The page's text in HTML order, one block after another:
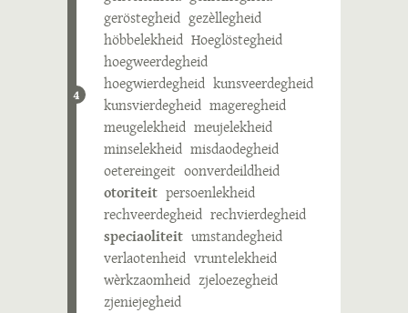
4
geröstegheid gezèllegheid
höbbelekheid Hoeglöstegheid
hoegweerdegheid
hoegwierdegheid kunsveerdegheid
kunsvierdegheid mageregheid
meugelekheid meujelekheid
minselekheid misdaodegheid
oetereingeit oonverdeildheid
otoriteit persoenlekheid
rechveerdegheid rechvierdegheid
speciaoliteit umstandegheid
verlaotenheid vruntelekheid
wèrkzaomheid zjeloezegheid
zjeniejegheid